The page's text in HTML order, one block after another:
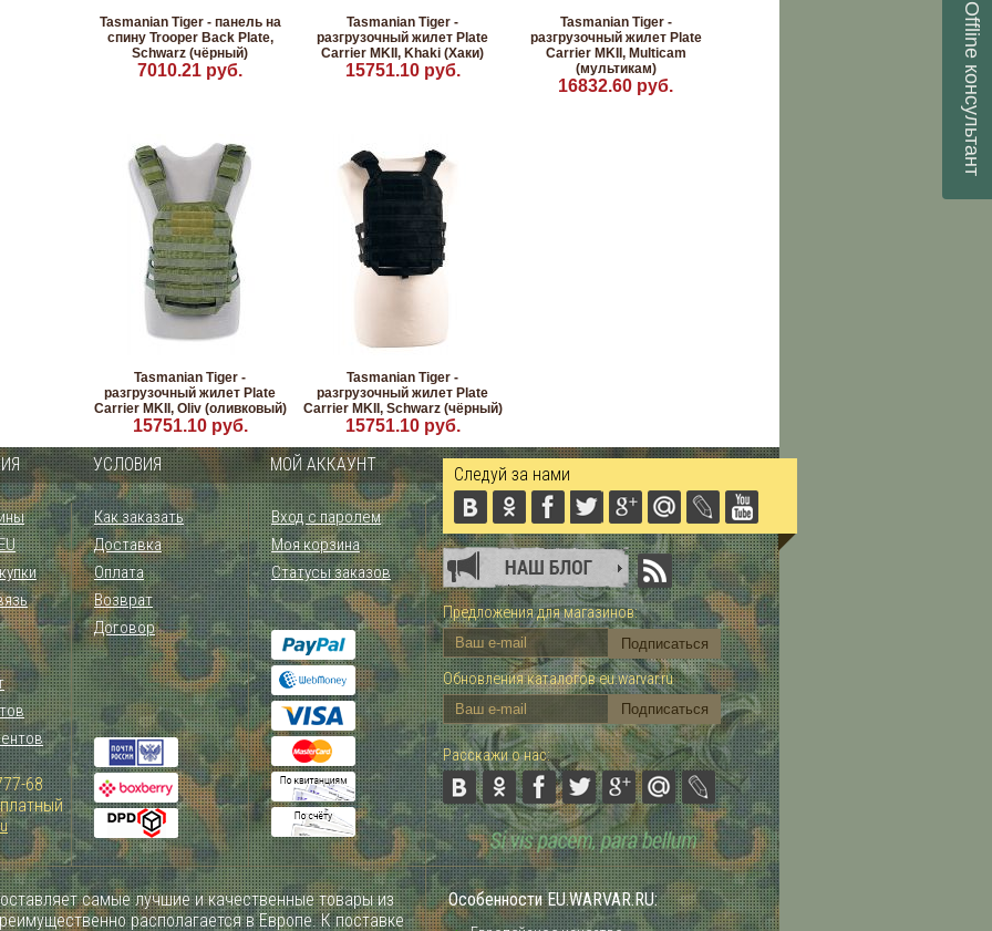
Tasmanian Tiger - панель на
спину Trooper Back Plate,
Schwarz (чёрный)
7010.21 руб.
Tasmanian Tiger -
разгрузочный жилет Plate
Carrier MKII, Khaki (Хаки)
15751.10 руб.
Tasmanian Tiger -
разгрузочный жилет Plate
Carrier MKII, Multicam
(мультикам)
16832.60 руб.
Tasmanian Tiger -
разгрузочный жилет Plate
Carrier MKII, Oliv (оливковый)
15751.10 руб.
Tasmanian Tiger -
разгрузочный жилет Plate
Carrier MKII, Schwarz (чёрный)
15751.10 руб.
УСЛОВИЯ МОЙ АККАУНТ
68
Как заказать
Доставка
Оплата
Возврат
Договор
Вход с паролем
Моя корзина
Статусы заказов
Следуй за нами
Предложения для магазинов:
Обновления каталогов eu.warvar.ru
Расскажи о нас:
самые лучшие и качественные товары из
располагается в Европе. К поставке
Особенности EU.WARVAR.RU:
Offline
консультант